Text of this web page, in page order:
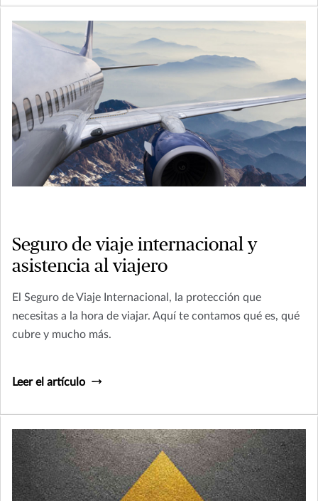
Seguro de viaje internacional y
asistencia al viajero
El Seguro de Viaje Internacional, la protección que
necesitas a la hora de viajar. Aquí te contamos qué es, qué
cubre y mucho más.
Leer el artículo